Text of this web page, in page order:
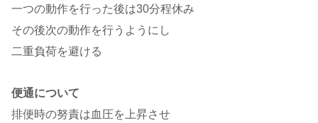
一つの動作を行った後は30分程休み
その後次の動作を行うようにし
二重負荷を避ける
便通について
排便時の努責は血圧を上昇させ